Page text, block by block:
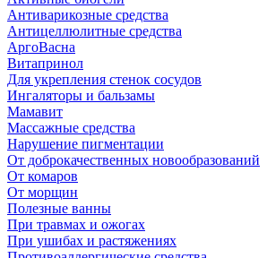
Антиварикозные средства
Антицеллюлитные средства
АргоВасна
Витапринол
Для укрепления стенок сосудов
Ингаляторы и бальзамы
Мамавит
Массажные средства
Нарушение пигментации
От доброкачественных новообразований
От комаров
От морщин
Полезные ванны
При травмах и ожогах
При ушибах и растяжениях